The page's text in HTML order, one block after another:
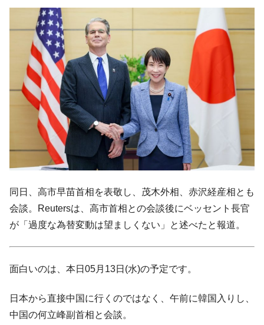
『Money1』
韓国政府「ニセＫ-ブランドを通報しようキ
ャンペーン」⇒ あの名物教授も登場！
『Money1』
韓国「橋が落ちました」⇒ 耐久性「なさす
ぎ」では。
『Money1』
韓国鉄鋼最大手『POSCO』ズブズブ沈む。
営業利益80.2％も減少
『Money1』
米国下院「韓国の公務員個人をターゲット
にぶん殴る法案」提出！⇒ クーパン問題は合衆国企業に対
する差別。許してはおかぬ
日本の誇る海洋資源調査船『白嶺』は先進技術の
Fact1
夏の甲子園、優勝校を最も多く輩出している都道
府県とは？
Fact1 今話題の「楽天ライオンズ」とは？
Fact1 奇跡の毛色「白毛馬」とは？
Fact1
全て勝つといくら？ 競馬GI競走で勝利騎手がもら
Fact1 平成仮面ライダーの意外すぎるモチーフとは？
Fact1
発表から2日で大崩壊、鳴かず飛ばずに終わりそう
同日、高市早苗首相を表敬し、茂木外相、赤沢経産相とも
会談。Reutersは、高市首相との会談後にベッセント長官
が「過度な為替変動は望ましくない」と述べたと報道。
面白いのは、本日05月13日(水)の予定です。
日本から直接中国に行くのではなく、午前に韓国入りし、
中国の何立峰副首相と会談。